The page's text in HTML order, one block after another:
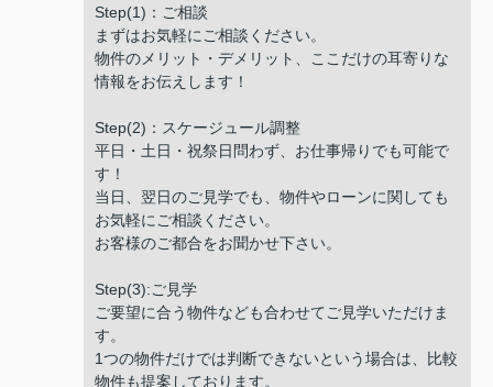
Step(1)：ご相談
まずはお気軽にご相談ください。
物件のメリット・デメリット、ここだけの耳寄りな
情報をお伝えします！
Step(2)：スケージュール調整
平日・土日・祝祭日問わず、お仕事帰りでも可能で
す！
当日、翌日のご見学でも、物件やローンに関しても
お気軽にご相談ください。
お客様のご都合をお聞かせ下さい。
Step(3):ご見学
ご要望に合う物件なども合わせてご見学いただけま
す。
1つの物件だけでは判断できないという場合は、比較
物件も提案しております。